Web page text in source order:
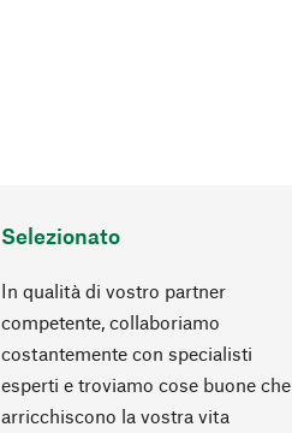
Selezionato
In qualità di vostro partner
competente, collaboriamo
costantemente con specialisti
esperti e troviamo cose buone che
arricchiscono la vostra vita